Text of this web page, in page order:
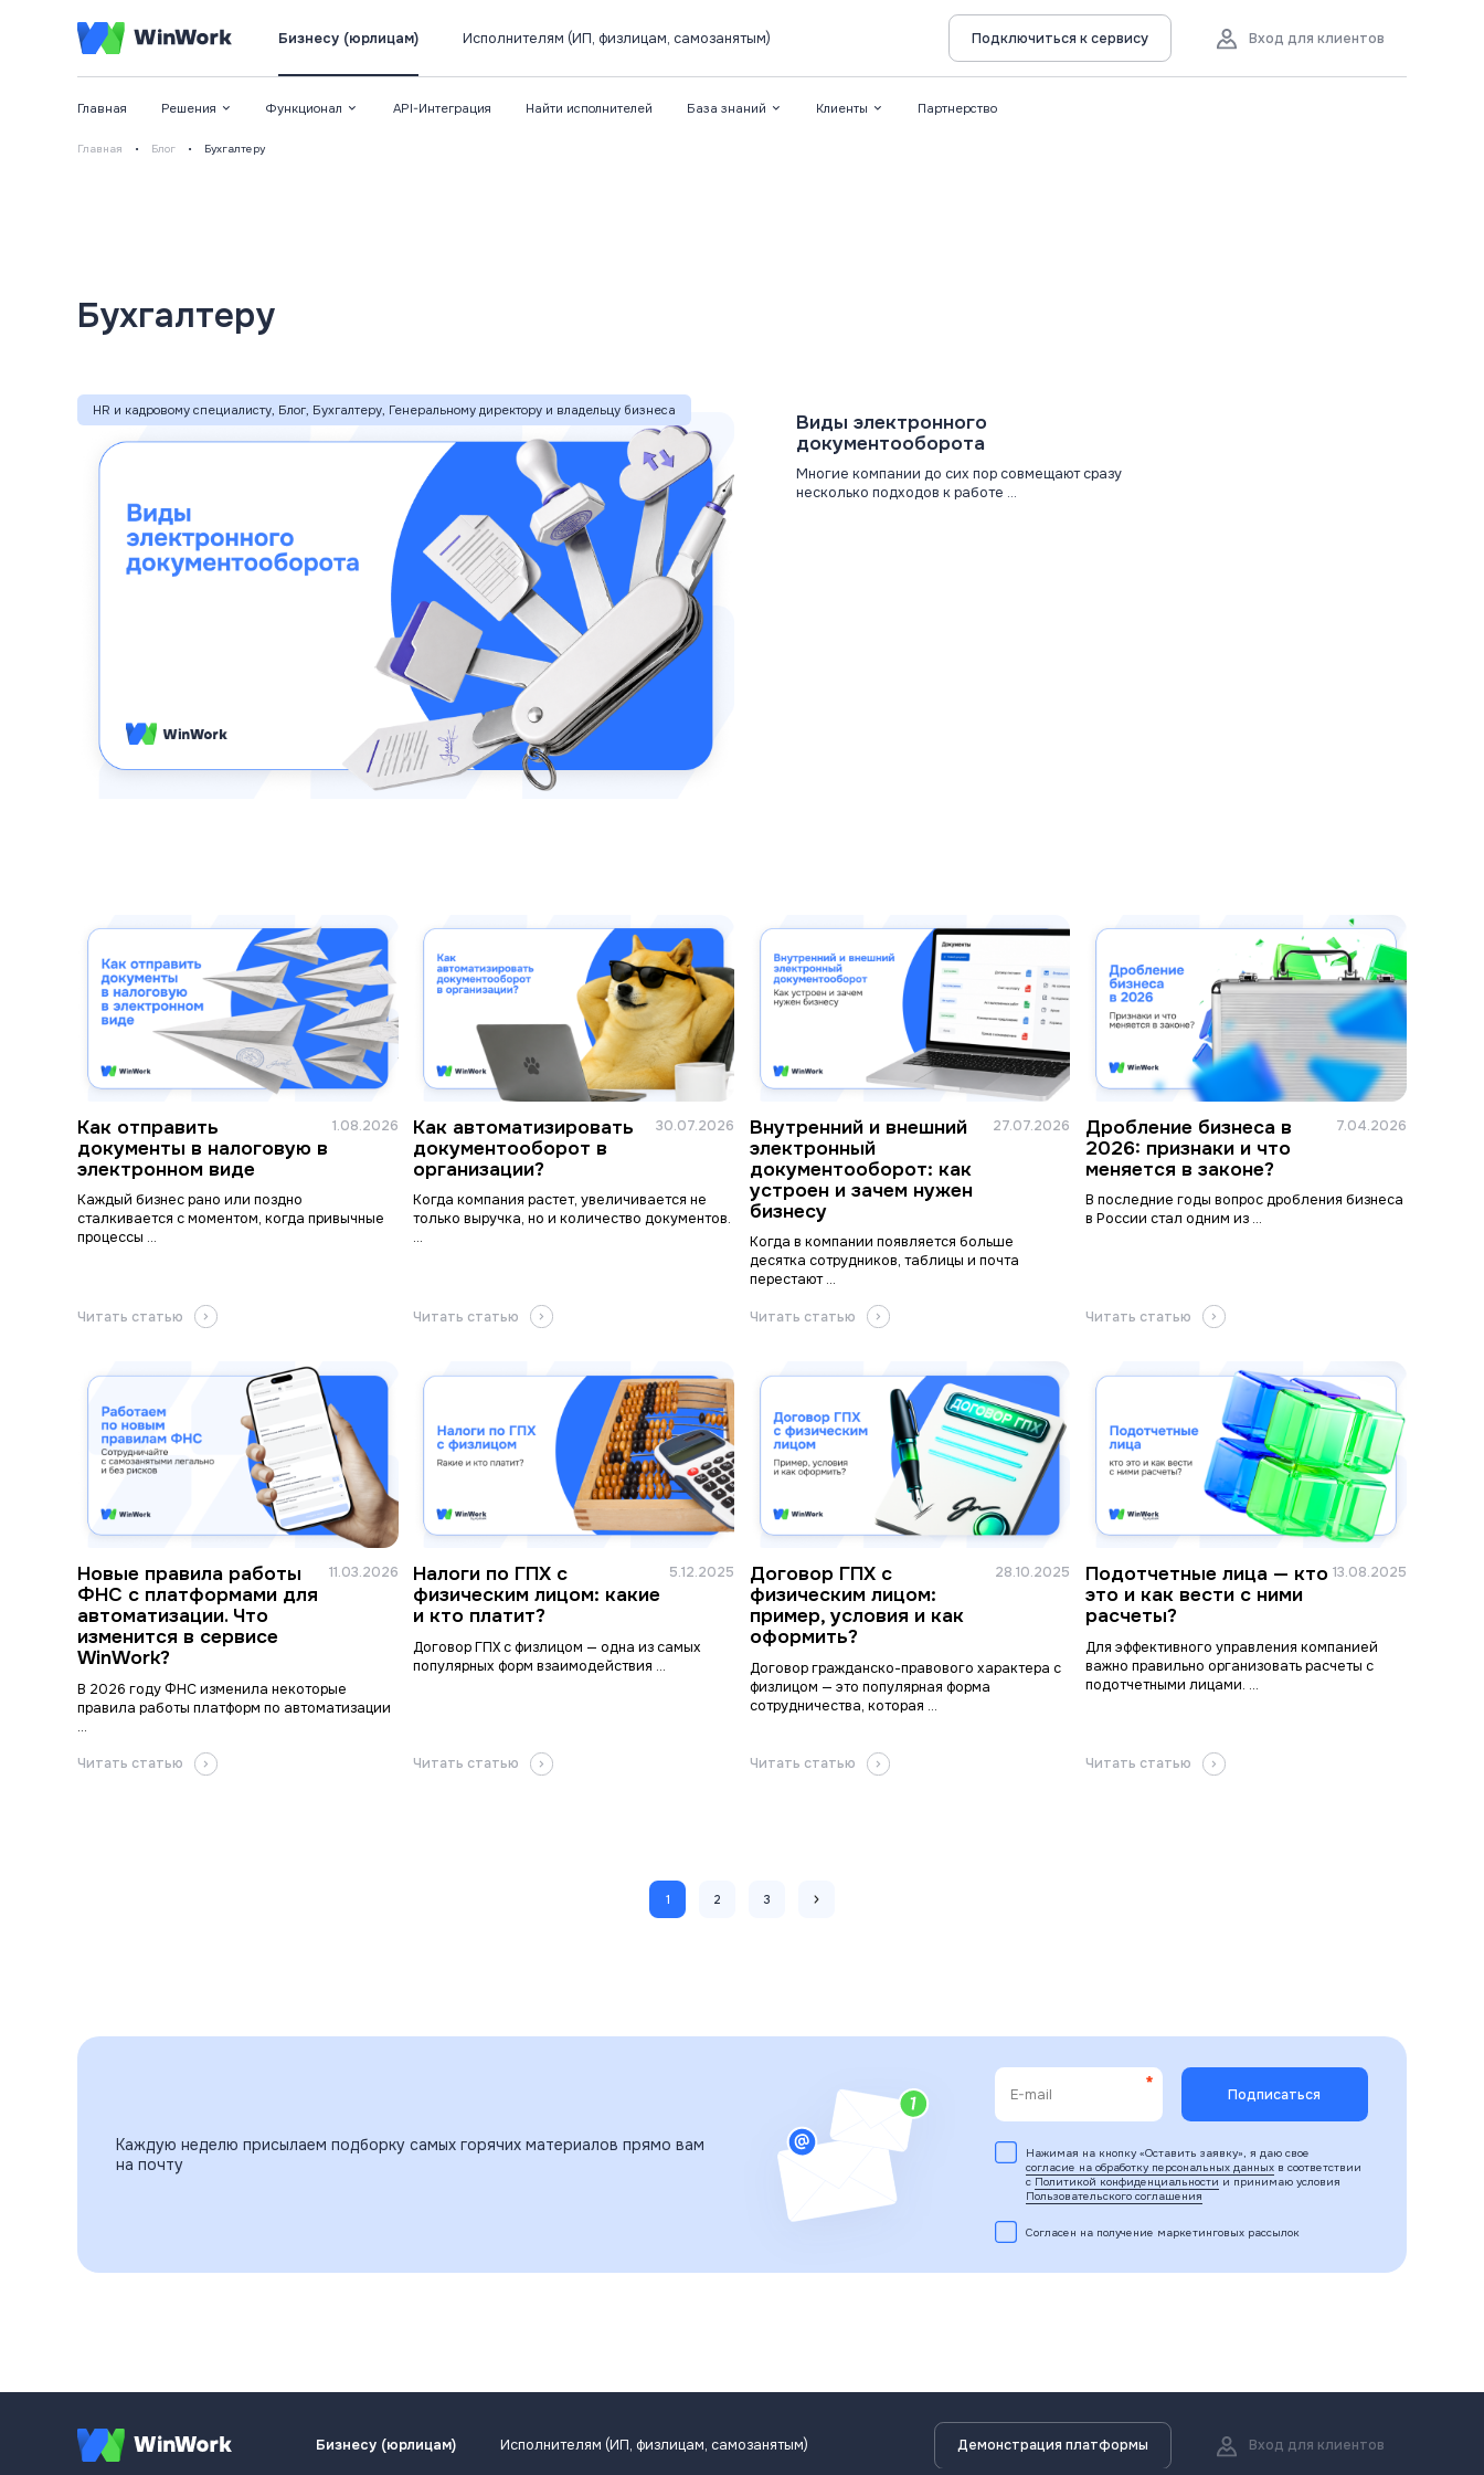
Бизнесу (юрлицам) Исполнителям (ИП, физлицам, самозанятым) Подключиться к сервису Вход для клиентов
Главная Решения Функционал API-Интеграция Найти исполнителей База знаний Клиенты Партнерство
Главная • Блог • Бухгалтеру
Бухгалтеру
HR и кадровому специалисту, Блог, Бухгалтеру, Генеральному директору и владельцу бизнеса
Виды электронного
документооборота
Многие компании до сих пор совмещают сразу
несколько подходов к работе ...
Как отправить
документы в налоговую в
электронном виде
1.08.2026
Каждый бизнес рано или поздно
сталкивается с моментом, когда привычные
процессы ...
Читать статью
Как автоматизировать
документооборот в
организации?
30.07.2026
Когда компания растет, увеличивается не
только выручка, но и количество документов.
...
Читать статью
Внутренний и внешний
электронный
документооборот: как
устроен и зачем нужен
бизнесу
27.07.2026
Когда в компании появляется больше
десятка сотрудников, таблицы и почта
перестают ...
Читать статью
Дробление бизнеса в
2026: признаки и что
меняется в законе?
7.04.2026
В последние годы вопрос дробления бизнеса
в России стал одним из ...
Читать статью
Новые правила работы
ФНС с платформами для
автоматизации. Что
изменится в сервисе
WinWork?
11.03.2026
В 2026 году ФНС изменила некоторые
правила работы платформ по автоматизации
...
Читать статью
Налоги по ГПХ с
физическим лицом: какие
и кто платит?
5.12.2025
Договор ГПХ с физлицом — одна из самых
популярных форм взаимодействия ...
Читать статью
Договор ГПХ с
физическим лицом:
пример, условия и как
оформить?
28.10.2025
Договор гражданско-правового характера с
физлицом — это популярная форма
сотрудничества, которая ...
Читать статью
Подотчетные лица — кто
это и как вести с ними
расчеты?
13.08.2025
Для эффективного управления компанией
важно правильно организовать расчеты с
подотчетными лицами. ...
Читать статью
1 2 3
Каждую неделю присылаем подборку самых горячих материалов прямо вам
на почту
Нажимая на кнопку «Оставить заявку», я даю свое
согласие на обработку персональных данныхв соответствии
с Политикой конфиденциальности и принимаю условия
Пользовательского соглашения
Согласен на получение маркетинговых рассылок
Бизнесу (юрлицам) Исполнителям (ИП, физлицам, самозанятым) Демонстрация платформы Вход для клиентов